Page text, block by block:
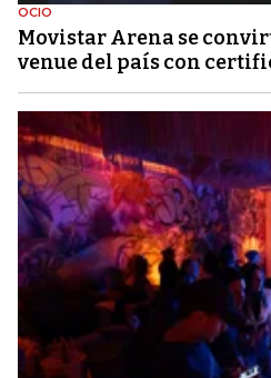
OCIO
Movistar Arena se
venue del país con